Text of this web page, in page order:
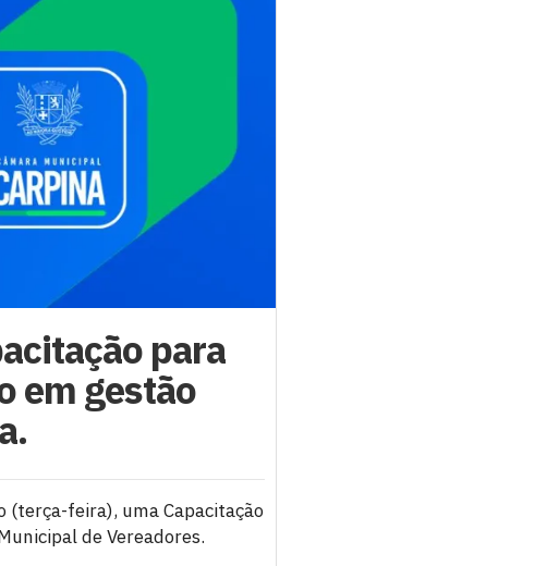
para
em gestão
(terça-feira), uma Capacitação
de Vereadores.